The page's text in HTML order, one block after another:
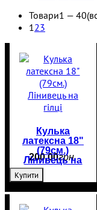
Товари1 — 40
123
Кулька
латексна 18"
(79см.)
Лінивець на
гілці
200,00грн.
Купити